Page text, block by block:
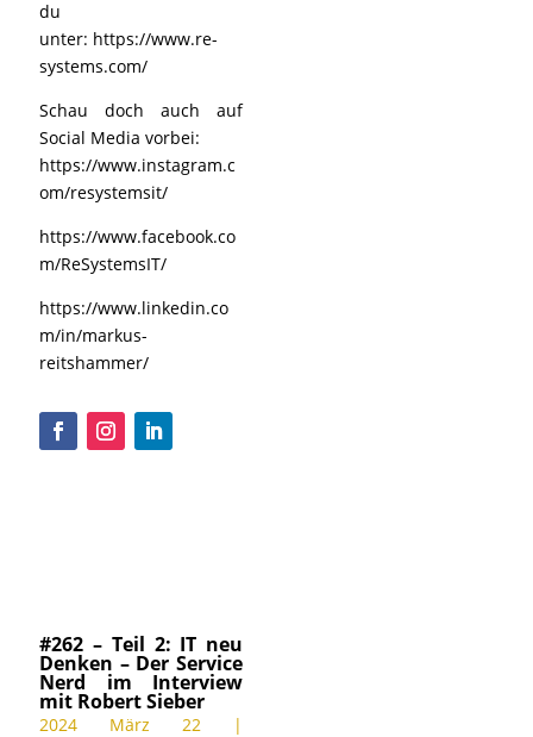
du
unter: https://www.re-
systems.com/
Schau doch auch auf
Social Media vorbei:
https://www.instagram.c
om/resystemsit/
https://www.facebook.co
m/ReSystemsIT/
https://www.linkedin.co
m/in/markus-
reitshammer/
#262 – Teil 2: IT neu
Denken – Der Service
Nerd im Interview
mit Robert Sieber
2024 März 22 |